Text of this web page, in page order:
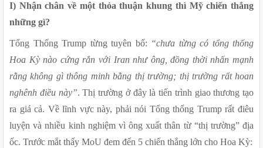
I) Nhận chân về một thỏa thuận khung thì Mỹ chiến thắng
những gì?
Tổng Thống Trump từng tuyên bố: “chưa từng có tổng thống
Hoa Kỳ nào cứng rắn với Iran như ông, đồng thời nhấn mạnh
rằng không gì thông minh bằng thị trường; thị trường rất hoan
nghênh điều này”. Thị trường ở đây là tiến trình giao thương tạo
ra giá cả. Về lĩnh vực này, phải nói Tổng thống Trump rất điêu
luyện và nhiều kinh nghiệm vì ông xuất thân từ “thị trường” địa
ốc. Trước mắt thấy MoU đem đến 5 chiến thắng lớn cho Hoa Kỳ: